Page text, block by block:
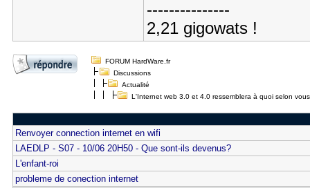
---------------
2,21 gigowats !
FORUM HardWare.fr
Discussions
Actualité
L'Internet web 3.0 et 4.0 ressemblera à quoi selon
Renvoyer connection internet en wifi
LAEDLP - S07 - 10/06 20H50 - Que sont-ils devenus?
L'enfant-roi
probleme de conection internet